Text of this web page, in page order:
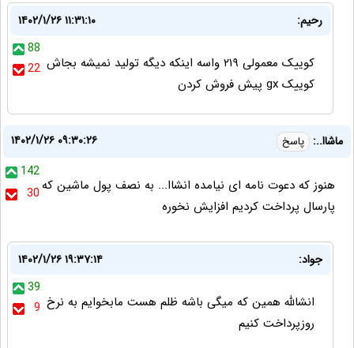
رحیم:
۱۴۰۲/۱/۲۶ ۱۱:۳۱:۱۰
88
22 کوییک معمولی ۲۱۹ واسه اینکه دیگه تولید نمیشه بجاش
کوییک gx پیش فروش کردن
ماشاا..: پاسخ
۱۴۰۲/۱/۲۶ ۰۹:۳۰:۲۶
142
30هنوز که دعوت نامه ای نیامده انشاا... به نصف پول ماشین که
پارسال پرداخت کردیم افزایش نخوره
جواد:
۱۴۰۲/۱/۲۶ ۱۹:۳۷:۱۴
39
9 انشالله همین که میگی باشه ظلم هست مابخوایم به نرخ
روزپرداخت کنیم